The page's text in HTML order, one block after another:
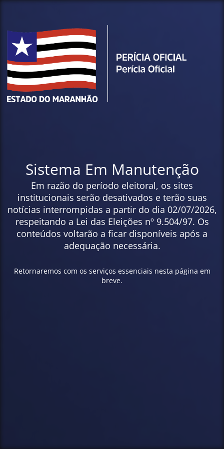
Sistema Em Manutenção
Em razão do período eleitoral, os sites
institucionais serão desativados e terão suas
notícias interrompidas a partir do dia 02/07/2026,
respeitando a Lei das Eleições nº 9.504/97. Os
conteúdos voltarão a ficar disponíveis após a
adequação necessária.
Retornaremos com os serviços essenciais nesta página em
breve.